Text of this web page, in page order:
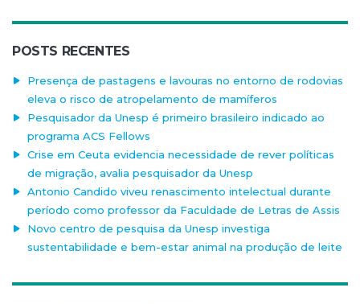
POSTS RECENTES
Presença de pastagens e lavouras no entorno de rodovias
eleva o risco de atropelamento de mamíferos
Pesquisador da Unesp é primeiro brasileiro indicado ao
programa ACS Fellows
Crise em Ceuta evidencia necessidade de rever políticas
de migração, avalia pesquisador da Unesp
Antonio Candido viveu renascimento intelectual durante
período como professor da Faculdade de Letras de Assis
Novo centro de pesquisa da Unesp investiga
sustentabilidade e bem-estar animal na produção de leite